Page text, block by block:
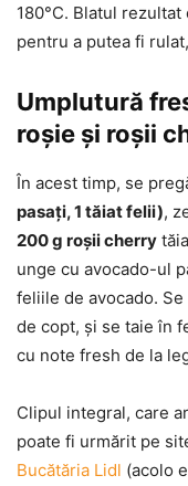
180°C. Blatul
pentru a putea fi
Umplutură
roșie și roșii
În acest timp, se
pasați, 1 tăiat felii),
200 g roșii cherry
unge cu avocado-ul
feliile de avocado.
de copt, și se taie în
cu note fresh de la
Clipul integral, care
poate fi urmărit pe
Bucătăria Lidl (acolo